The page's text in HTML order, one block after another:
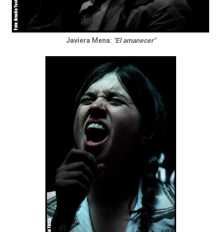
Javiera Mena: "El amanecer"